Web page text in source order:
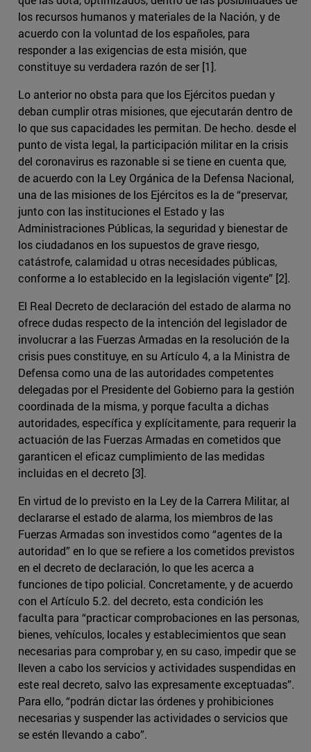
los recursos humanos y materiales de la Nación, y de
acuerdo con la voluntad de los españoles, para
responder a las exigencias de esta misión, que
constituye su verdadera razón de ser [1].
Lo anterior no obsta para que los Ejércitos puedan y
deban cumplir otras misiones, que ejecutarán dentro de
lo que sus capacidades les permitan. De hecho. desde el
punto de vista legal, la participación militar en la crisis
del coronavirus es razonable si se tiene en cuenta que,
de acuerdo con la Ley Orgánica de la Defensa Nacional,
una de las misiones de los Ejércitos es la de “preservar,
junto con las instituciones el Estado y las
Administraciones Públicas, la seguridad y bienestar de
los ciudadanos en los supuestos de grave riesgo,
catástrofe, calamidad u otras necesidades públicas,
conforme a lo establecido en la legislación vigente” [2].
El Real Decreto de declaración del estado de alarma no
ofrece dudas respecto de la intención del legislador de
involucrar a las Fuerzas Armadas en la resolución de la
crisis pues constituye, en su Artículo 4, a la Ministra de
Defensa como una de las autoridades competentes
delegadas por el Presidente del Gobierno para la gestión
coordinada de la misma, y porque faculta a dichas
autoridades, específica y explícitamente, para requerir la
actuación de las Fuerzas Armadas en cometidos que
garanticen el eficaz cumplimiento de las medidas
incluidas en el decreto [3].
En virtud de lo previsto en la Ley de la Carrera Militar, al
declararse el estado de alarma, los miembros de las
Fuerzas Armadas son investidos como “agentes de la
autoridad” en lo que se refiere a los cometidos previstos
en el decreto de declaración, lo que les acerca a
funciones de tipo policial. Concretamente, y de acuerdo
con el Artículo 5.2. del decreto, esta condición les
faculta para “practicar comprobaciones en las personas,
bienes, vehículos, locales y establecimientos que sean
necesarias para comprobar y, en su caso, impedir que se
lleven a cabo los servicios y actividades suspendidas en
este real decreto, salvo las expresamente exceptuadas”.
Para ello, “podrán dictar las órdenes y prohibiciones
necesarias y suspender las actividades o servicios que
se estén llevando a cabo”.